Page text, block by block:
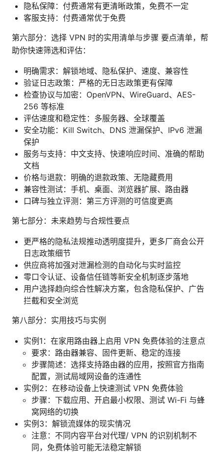
隐私保障：付费通常有更清晰政策，免费不一定
客服支持：付费通常优于免费
第六部分：选择 VPN 时的实用清单与步骤 要点清单，帮
助你快速筛选和评估：
明确需求：解锁地域、隐私保护、速度、兼容性
验证日志政策：严格的无日志政策更有保障
检查协议与加密：OpenVPN、WireGuard、AES-
256 等标准
评估速度和稳定性：多服务器、全球覆盖
安全功能：Kill Switch、DNS 泄漏保护、IPv6 泄漏
保护
服务与支持：中文支持、快速响应时间、准确的帮助
文档
价格与退款：明确的退款政策、无隐藏费用
兼容性测试：手机、桌面、浏览器扩展、路由器
口碑与独立评测：第三方评测的可信度更高
第七部分：未来趋势与合规性要点
更严格的隐私法规推动透明度提升，更多厂商会公开
日志政策细节
供应商将加强对泄漏检测的自动化与实时监控
零口令认证、设备信任链等新安全机制逐步落地
用户选择趋向综合性解决方案，包含隐私保护、广告
拦截和安全浏览
第八部分：实用技巧与实例
实例1：在家用路由器上启用 VPN 免费体验的注意点
要求：路由器兼容、固件更新、稳定的连接
步骤简述：选择支持路由器的应用，按照官方指南
配置，测试局域网设备的连通性
实例2：在移动设备上快速测试 VPN 免费体验
步骤：下载应用、开启最小权限、测试 Wi-Fi 与蜂
窝网络的切换
实例3：解锁流媒体的现实情况
注意：不同内容平台对代理/ VPN 的识别机制不
同，免费体验可能无法稳定解锁